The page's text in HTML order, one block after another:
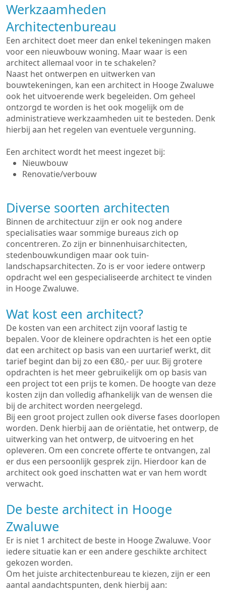
Werkzaamheden
Architectenbureau
Een architect doet meer dan enkel tekeningen maken
voor een nieuwbouw woning. Maar waar is een
architect allemaal voor in te schakelen?
Naast het ontwerpen en uitwerken van
bouwtekeningen, kan een architect in Hooge Zwaluwe
ook het uitvoerende werk begeleiden. Om geheel
ontzorgd te worden is het ook mogelijk om de
administratieve werkzaamheden uit te besteden. Denk
hierbij aan het regelen van eventuele vergunning.
Een architect wordt het meest ingezet bij:
Nieuwbouw
Renovatie/verbouw
Diverse soorten architecten
Binnen de architectuur zijn er ook nog andere
specialisaties waar sommige bureaus zich op
concentreren. Zo zijn er binnenhuisarchitecten,
stedenbouwkundigen maar ook tuin-
landschapsarchitecten. Zo is er voor iedere ontwerp
opdracht wel een gespecialiseerde architect te vinden
in Hooge Zwaluwe.
Wat kost een architect?
De kosten van een architect zijn vooraf lastig te
bepalen. Voor de kleinere opdrachten is het een optie
dat een architect op basis van een uurtarief werkt, dit
tarief begint dan bij zo een €80,- per uur. Bij grotere
opdrachten is het meer gebruikelijk om op basis van
een project tot een prijs te komen. De hoogte van deze
kosten zijn dan volledig afhankelijk van de wensen die
bij de architect worden neergelegd.
Bij een groot project zullen ook diverse fases doorlopen
worden. Denk hierbij aan de oriëntatie, het ontwerp, de
uitwerking van het ontwerp, de uitvoering en het
opleveren. Om een concrete offerte te ontvangen, zal
er dus een persoonlijk gesprek zijn. Hierdoor kan de
architect ook goed inschatten wat er van hem wordt
verwacht.
De beste architect in Hooge
Zwaluwe
Er is niet 1 architect de beste in Hooge Zwaluwe. Voor
iedere situatie kan er een andere geschikte architect
gekozen worden.
Om het juiste architectenbureau te kiezen, zijn er een
aantal aandachtspunten, denk hierbij aan: